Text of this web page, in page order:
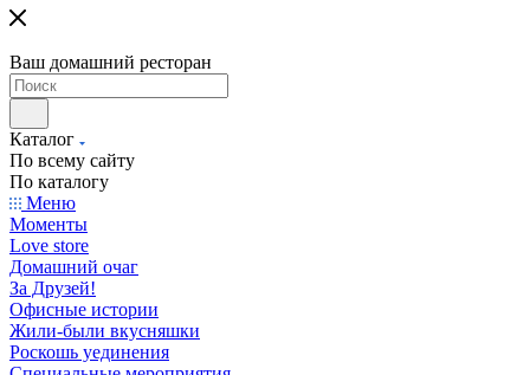
Ваш домашний ресторан
Каталог
По всему сайту
По каталогу
Меню
Моменты
Love store
Домашний очаг
За Друзей!
Офисные истории
Жили-были вкусняшки
Роскошь уединения